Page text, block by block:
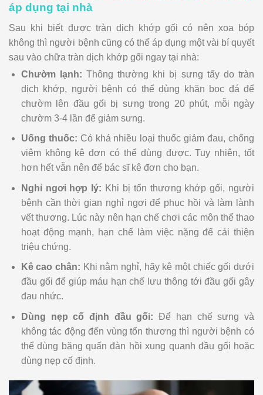
áp dụng tại nhà
Sau khi biết được tràn dịch khớp gối có nên xoa bóp
không thì người bệnh cũng có thể áp dụng một vài bí quyết
sau vào chữa tràn dịch khớp gối ngay tại nhà:
Chườm lạnh: Thông thường khi bị sưng tấy do tràn
dịch khớp, người bệnh có thể dùng khăn bọc đá để
chườm lên đầu gối bị sưng trong 20 phút, mỗi ngày
chườm 3-4 lần để giảm sưng.
Uống thuốc: Có khá nhiều loại thuốc giảm đau, chống
viêm không kê đơn có thể dùng được. Tuy nhiên, tốt
hơn hết vẫn nên để bác sĩ kê đơn cho bạn.
Nghỉ ngơi hợp lý: Khi bị tổn thương khớp gối, người
bệnh cần thời gian nghỉ ngơi để phục hồi và làm lành
vết thương. Lúc này nên hạn chế chơi các môn thể thao
hoạt động mạnh, hạn chế làm việc nặng để cải thiện
triệu chứng.
Kê cao chân: Khi nằm nghỉ, hãy kê một chiếc gối dưới
đầu gối để giúp máu hạn chế lưu thông tới đầu gối gây
đau nhức.
Dùng nẹp cố định đầu gối: Để hạn chế sưng và
không tác động đến vùng tổn thương thì người bệnh có
thể dùng băng quấn đàn hồi xung quanh đầu gối hoặc
dùng nẹp cố định.